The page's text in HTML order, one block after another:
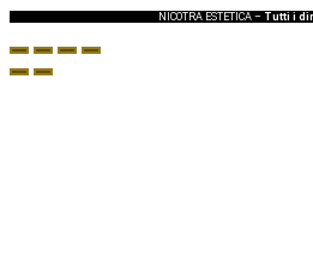
NICOTRA ESTETICA – Tutti i